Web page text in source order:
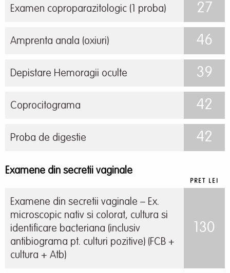
Examen coproparazitologic (1 proba) 27
Amprenta anala (oxiuri) 46
Depistare Hemoragii oculte 39
Coprocitograma 42
Proba de digestie 42
Examene din secretii vaginale
PRET LEI
Examene din secretii vaginale – Ex.
microscopic nativ si colorat, cultura si
identificare bacteriana (inclusiv
antibiograma pt. culturi pozitive) (FCB +
cultura + Atb)
130